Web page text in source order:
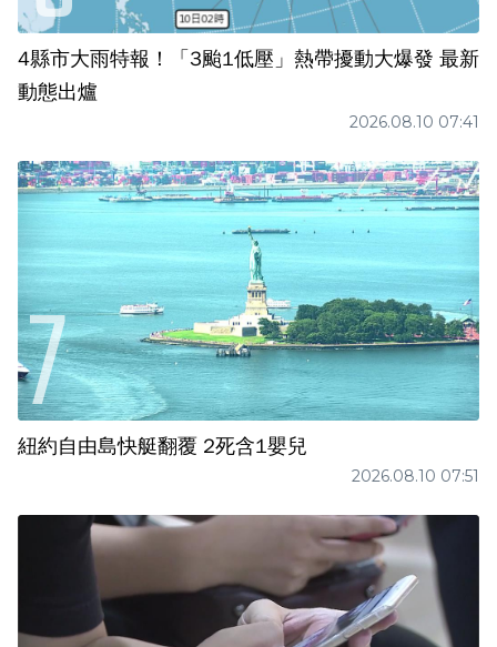
4縣市大雨特報！「3颱1低壓」熱帶擾動大爆發 最新
動態出爐
2026.08.10 07:41
紐約自由島快艇翻覆 2死含1嬰兒
2026.08.10 07:51